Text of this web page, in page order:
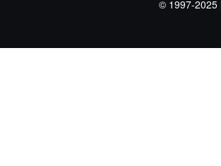
© 1997-2025